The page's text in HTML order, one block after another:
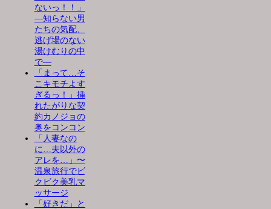
ないっ！！」
―知らない男
たちの気配、
逃げ場のない
湯けむりの中
で―
「まって…そ
こキモチよす
ぎるっ！」挿
れたがりな契
約カノジョの
奥をコンコン
「人妻なの
に…夫以外の
アレを…」〜
温泉旅行でビ
クビク美乳マ
ッサージ
「好きだ」と